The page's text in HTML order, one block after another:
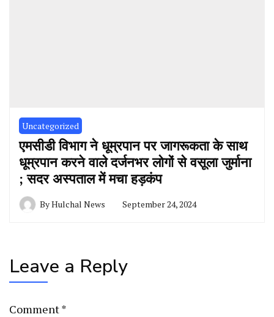
Uncategorized
एमसीडी विभाग ने धूम्रपान पर जागरूकता के साथ
धूम्रपान करने वाले दर्जनभर लोगों से वसूला जुर्माना
; सदर अस्पताल में मचा हड़कंप
ByHulchal News September 24, 2024
Leave a Reply
Comment*